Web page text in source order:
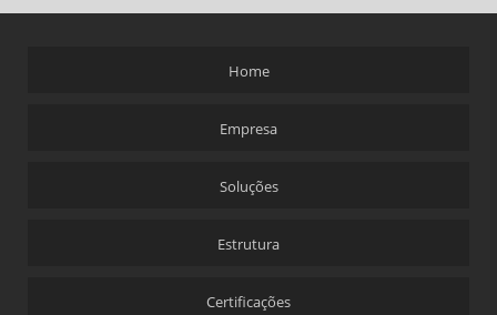
Home
Empresa
Soluções
Estrutura
Certificações